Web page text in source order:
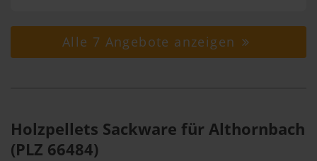
Alle 7 Angebote anzeigen
Holzpellets Sackware für Althornbach
(PLZ 66484)